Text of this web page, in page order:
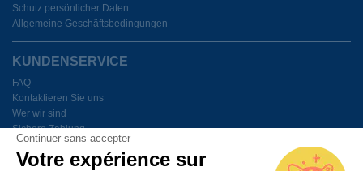
Continuer sans accepter
Votre expérience sur
Schutz persönlicher Daten
Allgemeine Geschäftsbedingungen
KUNDENSERVICE
FAQ
Kontaktieren Sie uns
Wer wir sind
Sichere Zahlung
Meine Cookies verwalten